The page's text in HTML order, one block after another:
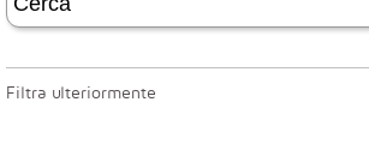
Filtra ulteriormente